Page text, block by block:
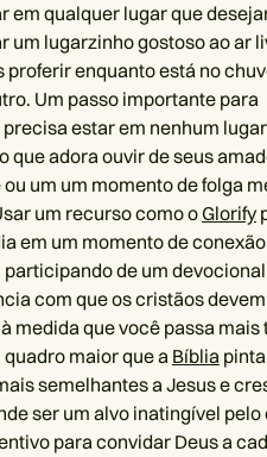
em qualquer lugar que
um lugarzinho gostoso ao ar
proferir enquanto está no
Um passo importante para
estar em nenhum lugar
que adora ouvir de seus
um um momento de folga
um recurso como oGlorify
em um momento de
de um devocional
com que os cristãos
medida que você passa mais
maior que aBíblia
semelhantes a Jesus e
ser um alvo inatingível pelo
para convidar Deus a